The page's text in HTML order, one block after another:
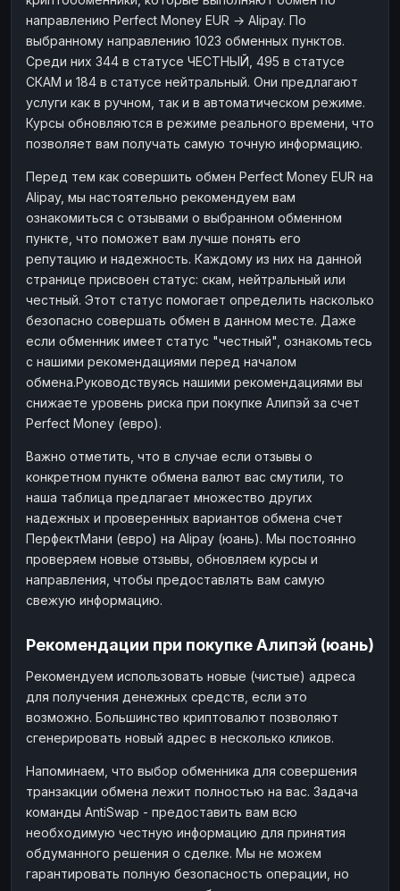
ЗК USD
WU USD
ЗК
WU
НАЛИЧНЫЕ ДЕНЬГИ
Наличные
Наличные USD
Наличные
Наличные USD
Наличные
направлению Perfect Money EUR → Alipay. По
выбранному направлению 1023 обменных пунктов.
Среди них 344 в статусе ЧЕСТНЫЙ, 495 в статусе
СКАМ и 184 в статусе нейтральный. Они предлагают
услуги как в ручном, так и в автоматическом режиме.
Курсы обновляются в режиме реального времени, что
позволяет вам получать самую точную информацию.
Перед тем как совершить обмен Perfect Money EUR на
Alipay, мы настоятельно рекомендуем вам
ознакомиться с отзывами о выбранном обменном
пункте, что поможет вам лучше понять его
репутацию и надежность. Каждому из них на данной
странице присвоен статус: скам, нейтральный или
честный. Этот статус помогает определить насколько
безопасно совершать обмен в данном месте. Даже
если обменник имеет статус "честный", ознакомьтесь
с нашими рекомендациями перед началом
обмена.Руководствуясь нашими рекомендациями вы
снижаете уровень риска при покупке Алипэй за счет
Perfect Money (евро).
Важно отметить, что в случае если отзывы о
конкретном пункте обмена валют вас смутили, то
наша таблица предлагает множество других
надежных и проверенных вариантов обмена счет
ПерфектМани (евро) на Alipay (юань). Мы постоянно
проверяем новые отзывы, обновляем курсы и
направления, чтобы предоставлять вам самую
свежую информацию.
Рекомендации при покупке Алипэй (юань)
Рекомендуем использовать новые (чистые) адреса
для получения денежных средств, если это
возможно. Большинство криптовалют позволяют
сгенерировать новый адрес в несколько кликов.
Напоминаем, что выбор обменника для совершения
транзакции обмена лежит полностью на вас. Задача
команды AntiSwap - предоставить вам всю
необходимую честную информацию для принятия
обдуманного решения о сделке. Мы не можем
гарантировать полную безопасность операции, но